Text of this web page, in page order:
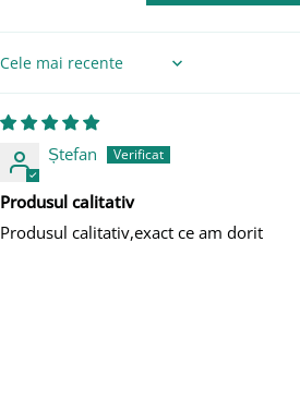
Sort by
Ștefan
Produsul calitativ
Produsul calitativ,exact ce am dorit